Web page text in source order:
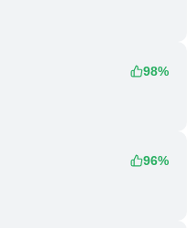
98%
96%